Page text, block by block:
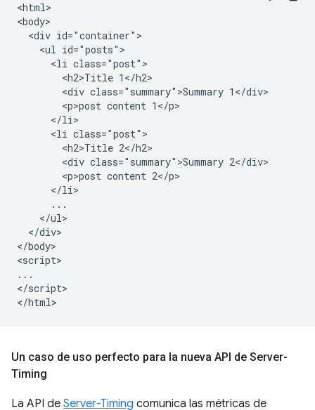
<html>
<body>
  <div id="container">
    <ul id="posts">
      <li class="post">
        <h2>Title 1</h2>
        <div class="summary">Summary 1</div>
        <p>post content 1</p>
      </li>
      <li class="post">
        <h2>Title 2</h2>
        <div class="summary">Summary 2</div>
        <p>post content 2</p>
      </li>
      ...
    </ul>
  </div>
</body>
<script>
...
</script>
Un caso de uso perfecto para la nueva API de Server-
Timing
La API de Server-Timing comunica las métricas de